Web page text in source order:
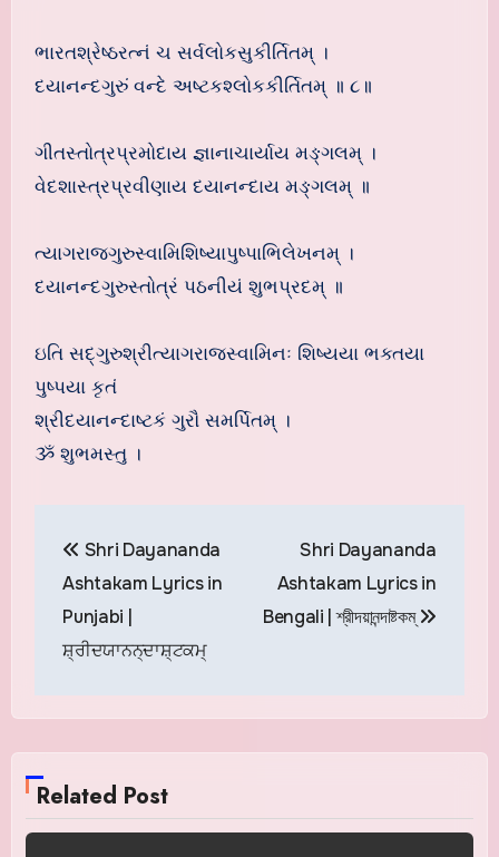
ભારતશ્રેષ્ઠરત્નં ચ સર્વલોકસુકીર્તિતમ્ ।
દયાનન્દગુરું વન્દે અષ્ટકશ્લોકકીર્તિતમ્ ॥ ૮॥
ગીતસ્તોત્રપ્રમોદાય જ્ઞાનાચાર્યાય મઙ્ગલમ્ ।
વેદશાસ્ત્રપ્રવીણાય દયાનન્દાય મઙ્ગલમ્ ॥
ત્યાગરાજગુરુસ્વામિશિષ્યાપુષ્પાભિલેખનમ્ ।
દયાનન્દગુરુસ્તોત્રં પઠનીયં શુભપ્રદમ્ ॥
ઇતિ સદ્ગુરુશ્રીત્યાગરાજસ્વામિનઃ શિષ્યયા ભક્તયા
પુષ્પયા કૃતં
શ્રીદયાનન્દાષ્ટકં ગુરૌ સમર્પિતમ્ ।
ૐ શુભમસ્તુ ।
navigation
Shri Dayananda
Ashtakam Lyrics in
Punjabi |
ਸ਼੍ਰੀਦਯਾਨਨ੍ਦਾਸ਼੍ਟਕਮ੍
Shri Dayananda
Ashtakam Lyrics in
Bengali | শ্রীদয়ানন্দাষ্টকম্
Related Post